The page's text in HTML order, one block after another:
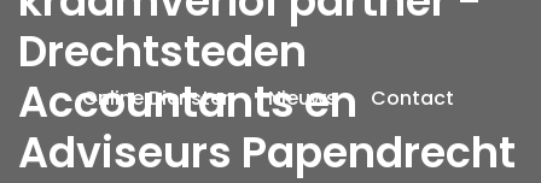
Online Diensten Nieuws Contact
Drechtsteden
Accountants en
Adviseurs Papendrecht